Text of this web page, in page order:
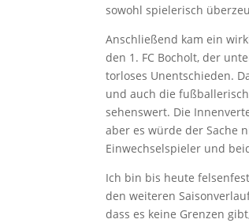
sowohl spielerisch
Anschließend kam ein
den 1. FC Bocholt, der
torloses Unentschieden.
und auch die
sehenswert. Die
aber es würde der Sache
Einwechselspieler und
Ich bin bis heute
den weiteren
dass es keine Grenzen